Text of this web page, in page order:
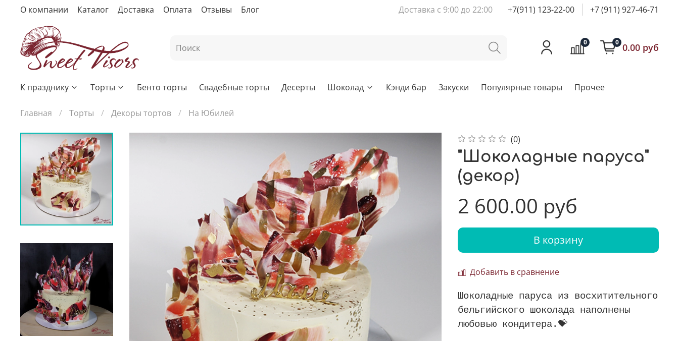
О компании Каталог Доставка Оплата Отзывы Блог Доставка с 9:00 до 22:00 +7(911) 123-22-00 +7 (911) 927-46-71
0 0 0.00 руб
К празднику Торты Бенто торты Свадебные торты Десерты Шоколад Кэнди бар Закуски Популярные товары Прочее
Главная Торты Декоры тортов На Юбилей
(0)
"Шоколадные паруса"
(декор)
2 600.00 руб
В корзину
Добавить в сравнение
Шоколадные паруса из восхитительного
бельгийского шоколада наполнены
любовью кондитера.💝